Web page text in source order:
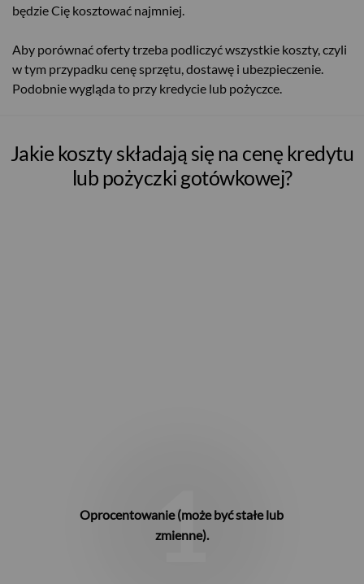
będzie Cię kosztować najmniej.
Aby porównać oferty trzeba podliczyć wszystkie koszty, czyli
w tym przypadku cenę sprzętu, dostawę i ubezpieczenie.
Podobnie wygląda to przy kredycie lub pożyczce.
Jakie koszty składają się na cenę kredytu
lub pożyczki gotówkowej?
1
Oprocentowanie (może być stałe lub
zmienne).